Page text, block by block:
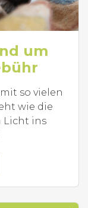
um
so vielen
wie die
Licht ins